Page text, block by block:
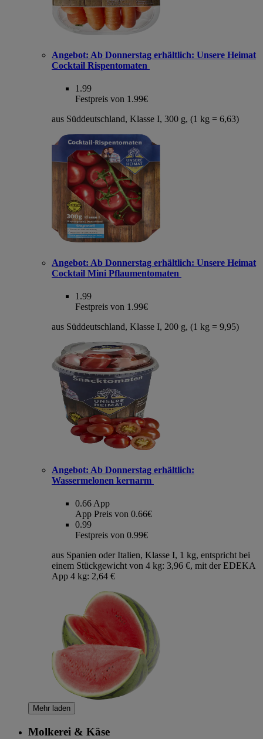
Angebot: Ab Donnerstag erhältlich: Unsere Heimat
Cocktail Rispentomaten
1.99
Festpreis von 1.99€
aus Süddeutschland, Klasse I, 300 g, (1 kg = 6,63)
Angebot: Ab Donnerstag erhältlich: Unsere Heimat
Cocktail Mini Pflaumentomaten
1.99
Festpreis von 1.99€
aus Süddeutschland, Klasse I, 200 g, (1 kg = 9,95)
Angebot: Ab Donnerstag erhältlich:
Wassermelonen kernarm
0.66 App
App Preis von 0.66€
0.99
Festpreis von 0.99€
aus Spanien oder Italien, Klasse I, 1 kg, entspricht bei
einem Stückgewicht von 4 kg: 3,96 €, mit der EDEKA
App 4 kg: 2,64 €
Mehr laden
Molkerei & Käse